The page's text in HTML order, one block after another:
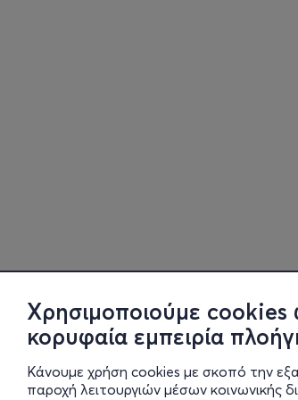
Χρησιμοποιούμε cookies
κορυφαία εμπειρία
Κάνουμε χρήση cookies με σκοπό την
παροχή λειτουργιών μέσων κοινωνικής